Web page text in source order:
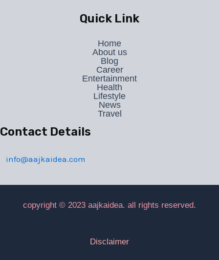
Quick Link
Home
About us
Blog
Career
Entertainment
Health
Lifestyle
News
Travel
Contact Details
info@aajkaidea.com
copyright © 2023 aajkaidea. all rights reserved.
Disclaimer